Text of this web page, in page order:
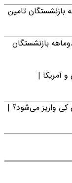
بازنشستگان تامین
بازنشستگان
آمریکا |
کی واریز می‌شود؟ |